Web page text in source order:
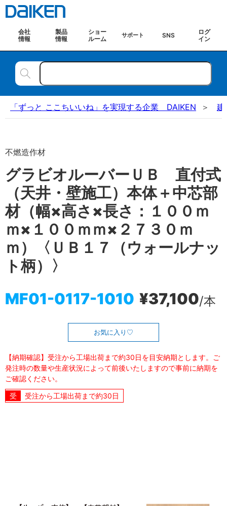
会社
情報
製品
情報
ショー
ルーム
サポート SNS
ログ
イン
「ずっと ここちいいね」を実現する企業 DAIKEN 建
不燃造作材
グラビオルーバーＵＢ 直付式
（天井・壁施工）本体＋中芯部
材（幅×高さ×長さ：１００ｍ
ｍ×１００ｍｍ×２７３０ｍ
ｍ）〈ＵＢ１７（ウォールナッ
ト柄）〉
MF01-0117-1010 ¥37,100/本
お気に入り
【納期確認】受注から工場出荷まで約30日を目安納期とします。ご
発注時の数量や生産状況によって前後いたしますので事前に納期を
ご確認ください。
受注から工場出荷まで約30日